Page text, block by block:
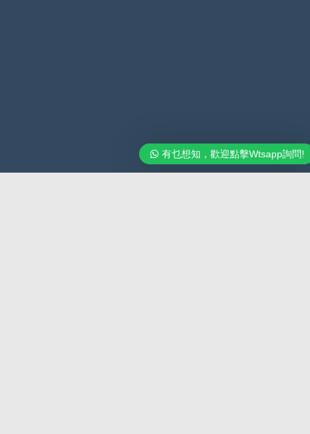
有乜想知，歡迎點擊Wtsapp詢問!